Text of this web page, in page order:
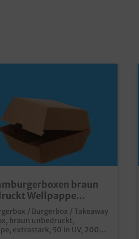
braun
Wellpappe
200St. versch.
/ Burgerbox / Takeaway
braun unbedruckt,
extrastark, 50 in UV, 200